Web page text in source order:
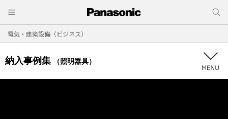
電気・建築設備（ビジネス）
納入事例集 （照明器具）